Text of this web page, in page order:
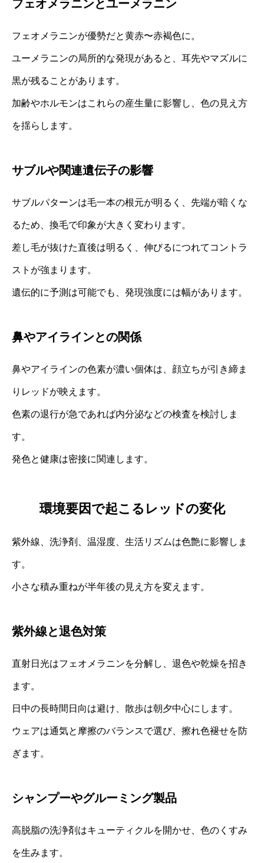
フェオメラニンとユーメラニン
フェオメラニンが優勢だと黄赤〜赤褐色に。
ユーメラニンの局所的な発現があると、耳先やマズルに
黒が残ることがあります。
加齢やホルモンはこれらの産生量に影響し、色の見え方
を揺らします。
サブルや関連遺伝子の影響
サブルパターンは毛一本の根元が明るく、先端が暗くな
るため、換毛で印象が大きく変わります。
差し毛が抜けた直後は明るく、伸びるにつれてコントラ
ストが強まります。
遺伝的に予測は可能でも、発現強度には幅があります。
鼻やアイラインとの関係
鼻やアイラインの色素が濃い個体は、顔立ちが引き締ま
りレッドが映えます。
色素の退行が急であれば内分泌などの検査を検討しま
す。
発色と健康は密接に関連します。
環境要因で起こるレッドの変化
紫外線、洗浄剤、温湿度、生活リズムは色艶に影響しま
す。
小さな積み重ねが半年後の見え方を変えます。
紫外線と退色対策
直射日光はフェオメラニンを分解し、退色や乾燥を招き
ます。
日中の長時間日向は避け、散歩は朝夕中心にします。
ウェアは通気と摩擦のバランスで選び、擦れ色褪せを防
ぎます。
シャンプーやグルーミング製品
高脱脂の洗浄剤はキューティクルを開かせ、色のくすみ
を生みます。